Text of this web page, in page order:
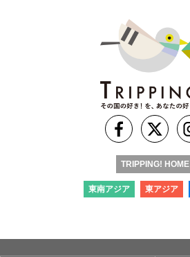
TRIPPING! HOME
東南アジア 東アジア